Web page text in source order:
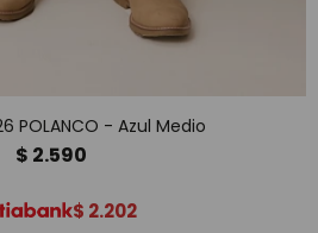
POLANCO - Azul Medio
$ 2.590
$ 2.202